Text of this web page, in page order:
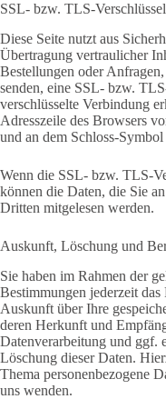
SSL- bzw. TLS-
Diese Seite nutzt aus
Übertragung vertraulicher
Bestellungen oder
senden, eine SSL- bzw.
verschlüsselte Verbindung
Adresszeile des Browsers
und an dem Schloss-
Wenn die SSL- bzw. TLS-
können die Daten, die Sie
Dritten mitgelesen werden.
Auskunft, Löschung und
Sie haben im Rahmen der
Bestimmungen jederzeit
Auskunft über Ihre
deren Herkunft und
Datenverarbeitung und ggf.
Löschung dieser Daten.
Thema personenbezogene
uns wenden.